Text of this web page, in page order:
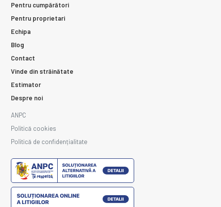
Pentru cumpărători
Pentru proprietari
Echipa
Blog
Contact
Vinde din străinătate
Estimator
Despre noi
ANPC
Politică cookies
Politică de confidențialitate